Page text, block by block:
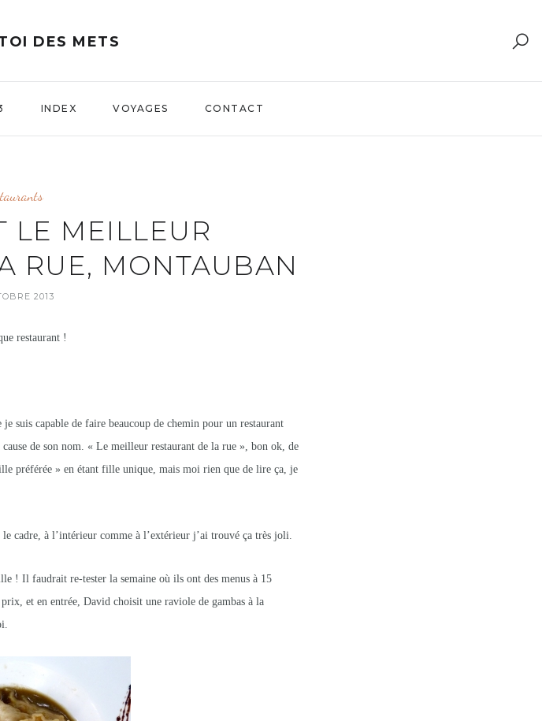
DES METS
INDEX VOYAGES CONTACT
LE MEILLEUR
RUE, MONTAUBAN
2013
restaurant !
suis capable de faire beaucoup de chemin pour un restaurant
de son nom. « Le meilleur restaurant de la rue », bon ok, de
préférée » en étant fille unique, mais moi rien que de lire ça, je
cadre, à l’intérieur comme à l’extérieur j’ai trouvé ça très joli.
! Il faudrait re-tester la semaine où ils ont des menus à 15
et en entrée, David choisit une raviole de gambas à la